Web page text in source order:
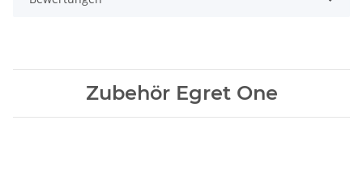
Zubehör Egret One